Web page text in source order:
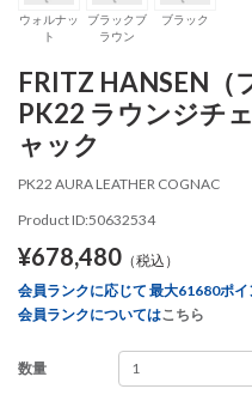
ウォルナッ
ト
ブラックブ
ラウン
ブラック
FRITZ HANSEN（
PK22 ラウンジチ
ャック
PK22 AURA LEATHER COGNAC
Product ID:50632534
¥678,480 （税込）
会員ランクに応じて 最大61680ポ
会員ランクについてはこちら
数量